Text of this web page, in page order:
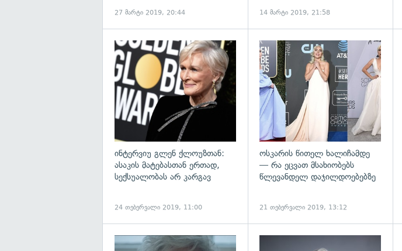
27 მარტი 2019, 20:44 14 მარტი 2019, 21:58
გადახედვა
ინტერვიუ გლენ ქლოუზთან:
ასაკის მატებასთან ერთად,
სექსუალობას არ კარგავ
24 თებერვალი 2019, 11:00
ოსკარის წითელ ხალიჩამდე
— რა ეცვათ მსახიობებს
წლევანდელ დაჯილდოებებზე
21 თებერვალი 2019, 13:12